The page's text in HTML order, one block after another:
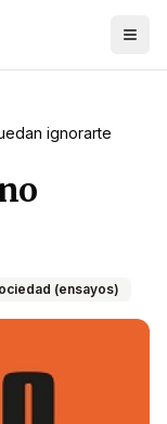
ignorarte
(ensayos)